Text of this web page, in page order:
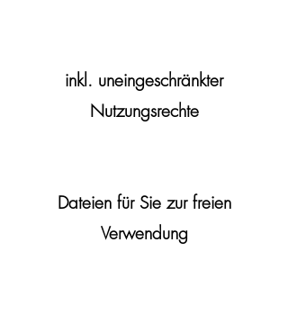
inkl. uneingeschränkter
Nutzungsrechte
Dateien für Sie zur freien
Verwendung